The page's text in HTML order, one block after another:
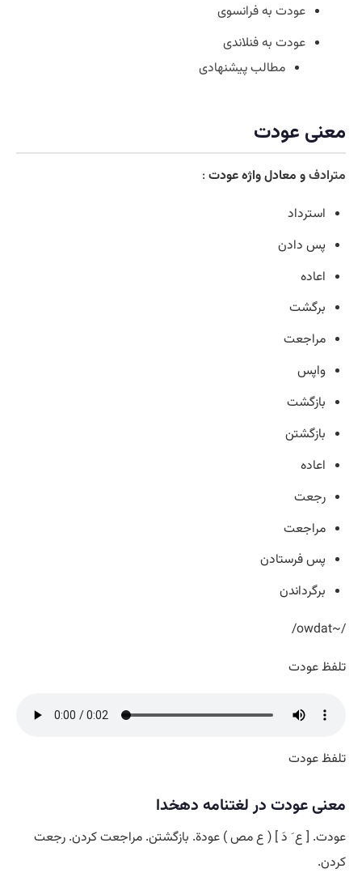
عودت به فرانسوی
عودت به فنلاندی
مطالب پیشنهادی
معنی عودت
مترادفو معادل واژه عودت :
استرداد
پس دادن
اعاده
برگشت
مراجعت
واپس
بازگشت
بازگشتن
اعاده
رجعت
مراجعت
پس فرستادن
برگرداندن
/~owdat/
تلفظ عودت
تلفظ عودت
معنی عودت در لغتنامه دهخدا
عودت. [ ع َ دَ ] ( ع مص ) عودة. بازگشتن. مراجعت کردن. رجعت
کردن.